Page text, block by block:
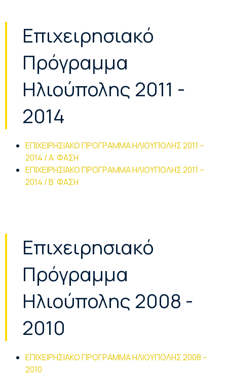
Επιχειρησιακό
Πρόγραμμα
Ηλιούπολης 2011 -
2014
ΕΠΙΧΕΙΡΗΣΙΑΚΟ ΠΡΟΓΡΑΜΜΑ ΗΛΙΟΥΠΟΛΗΣ 2011 –
2014 / Α’ ΦΑΣΗ
ΕΠΙΧΕΙΡΗΣΙΑΚΟ ΠΡΟΓΡΑΜΜΑ ΗΛΙΟΥΠΟΛΗΣ 2011 –
2014 / Β’ ΦΑΣΗ
Επιχειρησιακό
Πρόγραμμα
Ηλιούπολης 2008 -
2010
ΕΠΙΧΕΙΡΗΣΙΑΚΟ ΠΡΟΓΡΑΜΜΑ ΗΛΙΟΥΠΟΛΗΣ 2008 –
2010